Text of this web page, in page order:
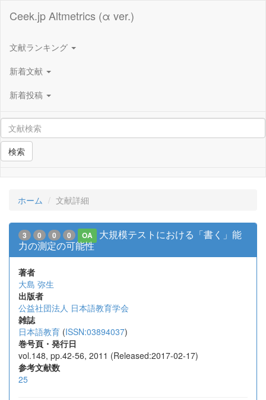
Ceek.jp Altmetrics (α ver.)
文献ランキング
新着文献
新着投稿
検索
ホーム 文献詳細
3 0 0 0 OA
大規模テストにおける「書く」能
力の測定の可能性
著者
大島 弥生
出版者
公益社団法人 日本語教育学会
雑誌
日本語教育 (ISSN:03894037)
巻号頁・発行日
vol.148, pp.42-56, 2011 (Released:2017-02-17)
参考文献数
25